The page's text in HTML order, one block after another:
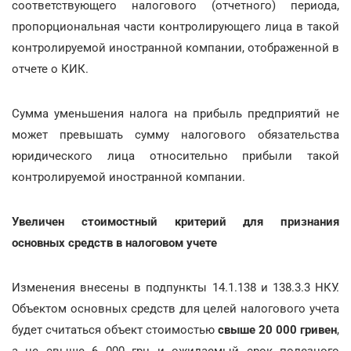
соответствующего налогового (отчетного) периода,
пропорциональная части контролирующего лица в такой
контролируемой иностранной компании, отображенной в
отчете о КИК.
Сумма уменьшения налога на прибыль предприятий не
может превышать сумму налогового обязательства
юридического лица относительно прибыли такой
контролируемой иностранной компании.
Увеличен стоимостный критерий для признания
основных средств в налоговом учете
Изменения внесены в подпункты 14.1.138 и 138.3.3 НКУ.
Объектом основных средств для целей налогового учета
будет считаться объект стоимостью свыше 20 000 гривен,